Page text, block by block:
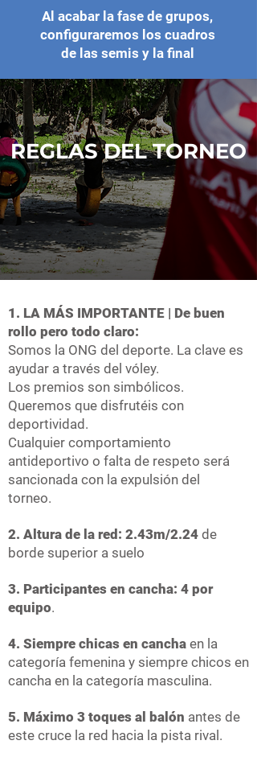
Al acabar la fase de grupos,
configuraremos los cuadros
de las semis y la final
REGLAS DEL TORNEO
1. LA MÁS IMPORTANTE | De buen
rollo pero todo claro:
Somos la ONG del deporte. La clave es
ayudar a través del vóley.
Los premios son simbólicos.
Queremos que disfrutéis con
deportividad.
Cualquier comportamiento
antideportivo o falta de respeto será
sancionada con la expulsión del
torneo.
2. Altura de la red: 2.43m/2.24 de
borde superior a suelo
3. Participantes en cancha: 4 por
equipo.
4. Siempre chicas en cancha en la
categoría femenina y siempre chicos en
cancha en la categoría masculina.
5. Máximo 3 toques al balón antes de
este cruce la red hacia la pista rival.